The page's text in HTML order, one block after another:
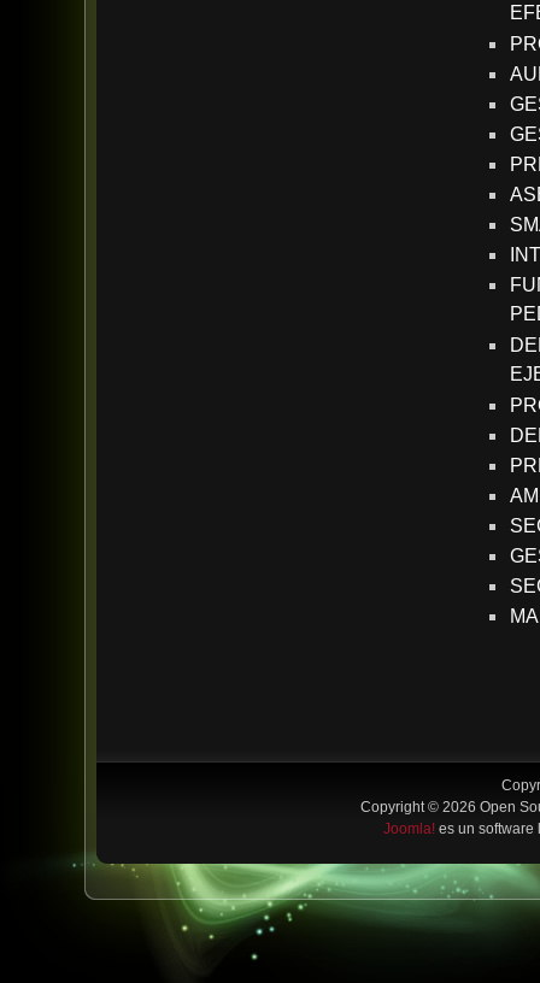
Copyright © 2026 Open
Joomla! es un